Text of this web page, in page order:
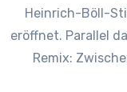
Heinrich-Böll-
eröffnet. Parallel
Remix: